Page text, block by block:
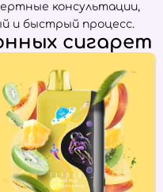
консультации,
и быстрый процесс.
сигарет